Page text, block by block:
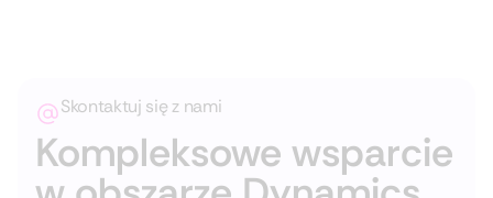
Skontaktuj się z nami
Kompleksowe wsparcie